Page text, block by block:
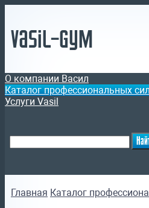
Vasil-Gym
О компании Васил
Каталог профессиональных
Услуги Vasil
Главная Каталог